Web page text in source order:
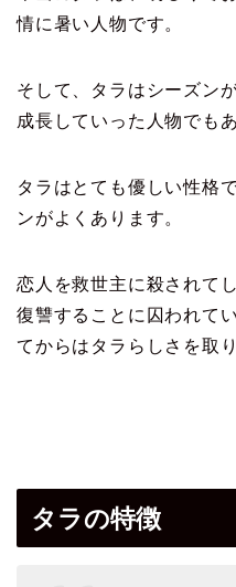
情に暑い人物です。
そして、タラはシーズン
成長していった 人物でも
タラはとても優しい性格
ンがよくあります。
恋人を救世主に殺されて
復讐することに 囚われて
てからはタラらしさを取
タラの特徴